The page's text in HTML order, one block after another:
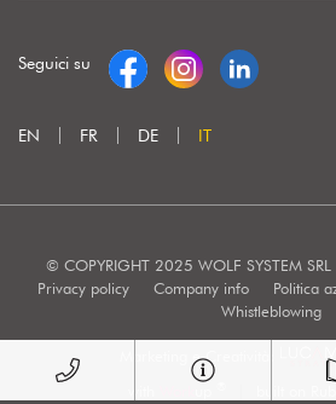
Seguici su
EN FR DE IT
© COPYRIGHT 2025 WOLF SYSTEM SRL
Privacy policy
Company info Politica
Whistleblowing
Marketing e Creatività: